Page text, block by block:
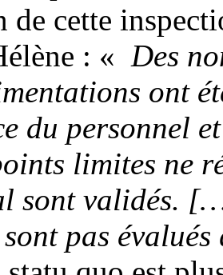
de cette
: « Des
ont
du personnel
limites ne
sont validés.
pas